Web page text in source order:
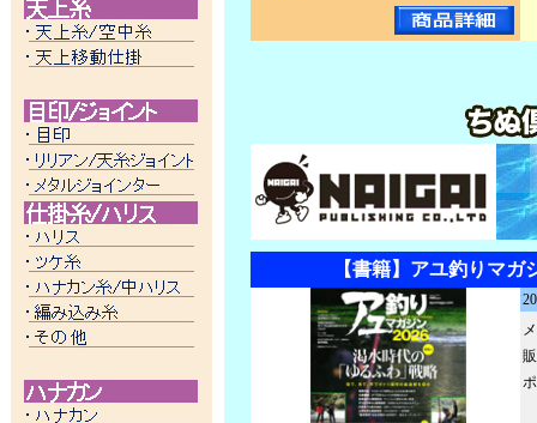
【書籍】アユ釣りマガ